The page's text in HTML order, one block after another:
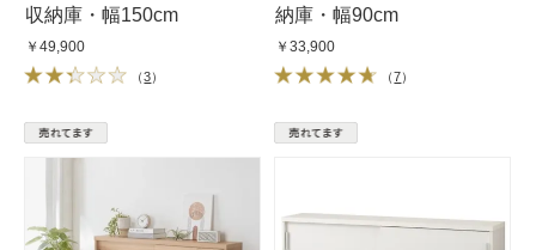
収納庫・幅150cm
￥49,900
（3）
納庫・幅90cm
￥33,900
（7）